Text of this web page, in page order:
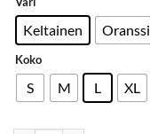
Keltainen Oranssi
Koko
S M L XL